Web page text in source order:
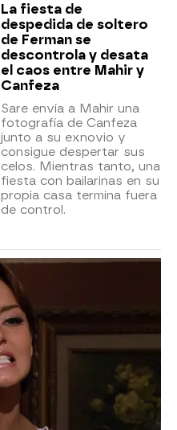
La fiesta de
despedida de soltero
de Ferman se
descontrola y desata
el caos entre Mahir y
Canfeza
Sare envía a Mahir una
fotografía de Canfeza
junto a su exnovio y
consigue despertar sus
celos. Mientras tanto, una
fiesta con bailarinas en su
propia casa termina fuera
de control.